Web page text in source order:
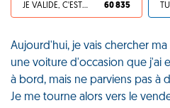
JE VALIDE, C'EST UNE VDM 60 835
Aujourd'hui, je vais chercher
une voiture d'occasion que j'ai
à bord, mais ne parviens pas à
Je me tourne alors vers le